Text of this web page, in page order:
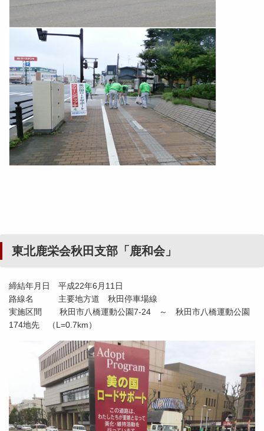
東北鹿栄会秋田支部「鹿和会」
締結年月日 平成22年6月11日
路線名 主要地方道 秋田停車場線
実施区間 秋田市八橋運動公園7-24 ～ 秋田市八橋運動公園
174地先 （L=0.7km）